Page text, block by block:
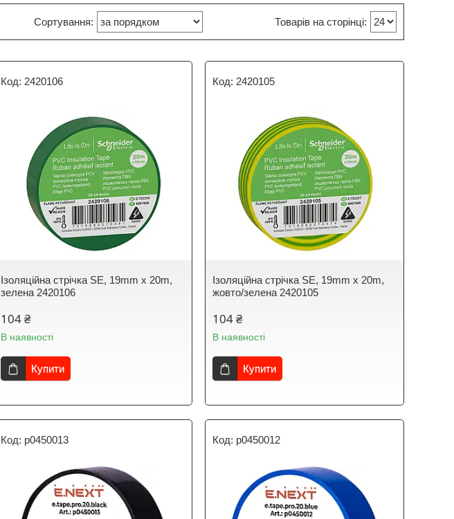
2420106
Ізоляційна стрічка SE, 19mm x 20m,
зелена 2420106
104 ₴
В наявності
Купити
2420105
Ізоляційна стрічка SE, 19mm x 20m,
жовто/зелена 2420105
104 ₴
В наявності
Купити
p0450013 p0450012